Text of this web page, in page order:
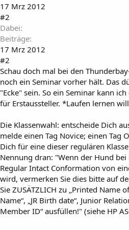
17 Mrz 2012
#2
Dabei
Beiträge
17 Mrz 2012
#2
Schau doch mal bei den
noch ein Seminar vorher hält. Das
"Ecke" sein. So ein Seminar kann
für Erstaussteller. *Laufen lernen
Die Klassenwahl: entscheide Dich
melde einen Tag Novice; einen Tag
Dich für eine dieser regulären
Nennung dran: "Wenn der Hund
Regular Intact Conformation von
wird, vermerken Sie dies bitte auf
Sie ZUSÄTZLICH zu „Printed Name
Name“, „JR Birth date“, Junior
Member ID“ ausfüllen!" (siehe HP